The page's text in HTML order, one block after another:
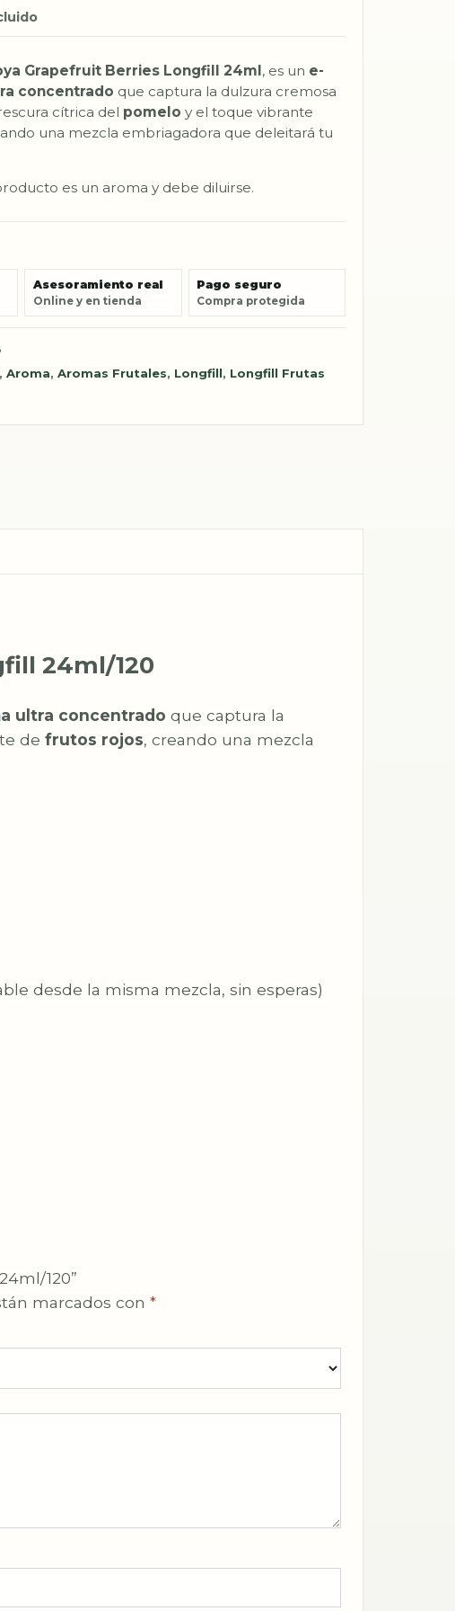
Grapefruit Berries Longfill 24ml, es un e-
concentrado que captura la dulzura cremosa
cítrica del pomelo y el toque vibrante
una mezcla embriagadora que deleitará tu
es un aroma y debe diluirse.
Asesoramiento real
Online y en tienda
Pago seguro
Compra protegida
,Aroma,Aromas Frutales, Longfill, Longfill Frutas
24ml/120
ultra concentrado que captura la
de frutos rojos, creando una mezcla
desde la misma mezcla, sin esperas)
120”
marcados con *